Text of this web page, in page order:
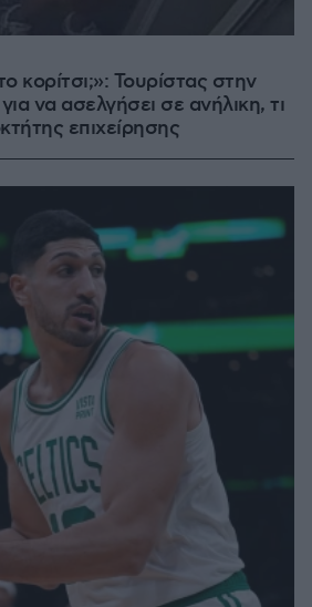
κορίτσι;»: Τουρίστας στην
να ασελγήσει σε ανήλικη, τι
επιχείρησης